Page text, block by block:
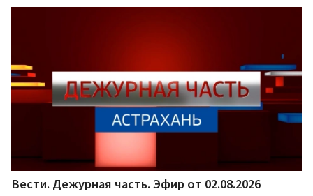
Вести. Дежурная часть. Эфир от 02.08.2026